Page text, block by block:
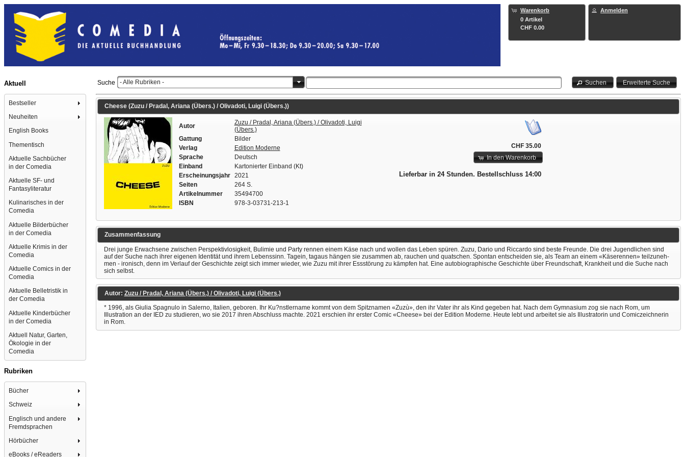
Warenkorb
0 Artikel
CHF 0.00
Anmelden
Aktuell
Bestseller
Neuheiten
English Books
Thementisch
Aktuelle Sachbücher
in der Comedia
Aktuelle SF- und
Fantasyliteratur
Kulinarisches in der
Comedia
Aktuelle Bilderbücher
in der Comedia
Aktuelle Krimis in der
Comedia
Aktuelle Comics in der
Comedia
Aktuelle Belletristik in
der Comedia
Aktuelle Kinderbücher
in der Comedia
Aktuell Natur, Garten,
Ökologie in der
Comedia
Rubriken
Bücher
Schweiz
Englisch und andere
Fremdsprachen
Hörbücher
eBooks / eReaders
Suche - Alle Rubriken - Suchen Erweiterte Suche
Cheese (Zuzu / Pradal, Ariana (Übers.) / Olivadoti, Luigi (Übers.))
Autor
Zuzu / Pradal, Ariana (Übers.) / Olivadoti, Luigi
(Übers.)
Gattung
Bilder
Verlag
Edition Moderne
Sprache
Deutsch
Einband
Kartonierter Einband (Kt)
Erscheinungsjahr
2021
Seiten
264 S.
Artikelnummer
35494700
ISBN
978-3-03731-213-1
CHF 35.00
In den Warenkorb
Lieferbar in 24 Stunden. Bestellschluss 14:00
Zusammenfassung
Drei junge Erwachsene zwischen Per­spektivlosigkeit, Bulimie und Party ren­nen einem Käse nach und wollen das Leben spüren. Zuzu, Dario und Riccardo sind beste Freunde. Die drei Jugendlichen sind
auf der Suche nach ihrer eigenen Identität und ihrem Lebenssinn. Tagein, tagaus hängen sie zusammen ab, rauchen und quatschen. Spontan entscheiden sie, als Team an einem «Käserennen» teilzuneh­
men - ironisch, denn im Verlauf der Geschichte zeigt sich immer wieder, wie Zuzu mit ihrer Essstörung zu kämpfen hat. Eine autobiographische Geschichte über Freundschaft, Krankheit und die Suche nach
sich selbst.
Autor: Zuzu / Pradal, Ariana (Übers.) / Olivadoti, Luigi (Übers.)
* 1996, als Giulia Spagnulo in Salerno, Italien, geboren. Ihr Ku?nstlername kommt von dem Spitznamen «Zuzù», den ihr Vater ihr als Kind gegeben hat. Nach dem Gymnasium zog sie nach Rom, um
Illustration an der IED zu studieren, wo sie 2017 ihren Abschluss machte. 2021 erschien ihr erster Comic «Cheese» bei der Edition Moderne. Heute lebt und arbeitet sie als Illustratorin und Comiczeichnerin
in Rom.